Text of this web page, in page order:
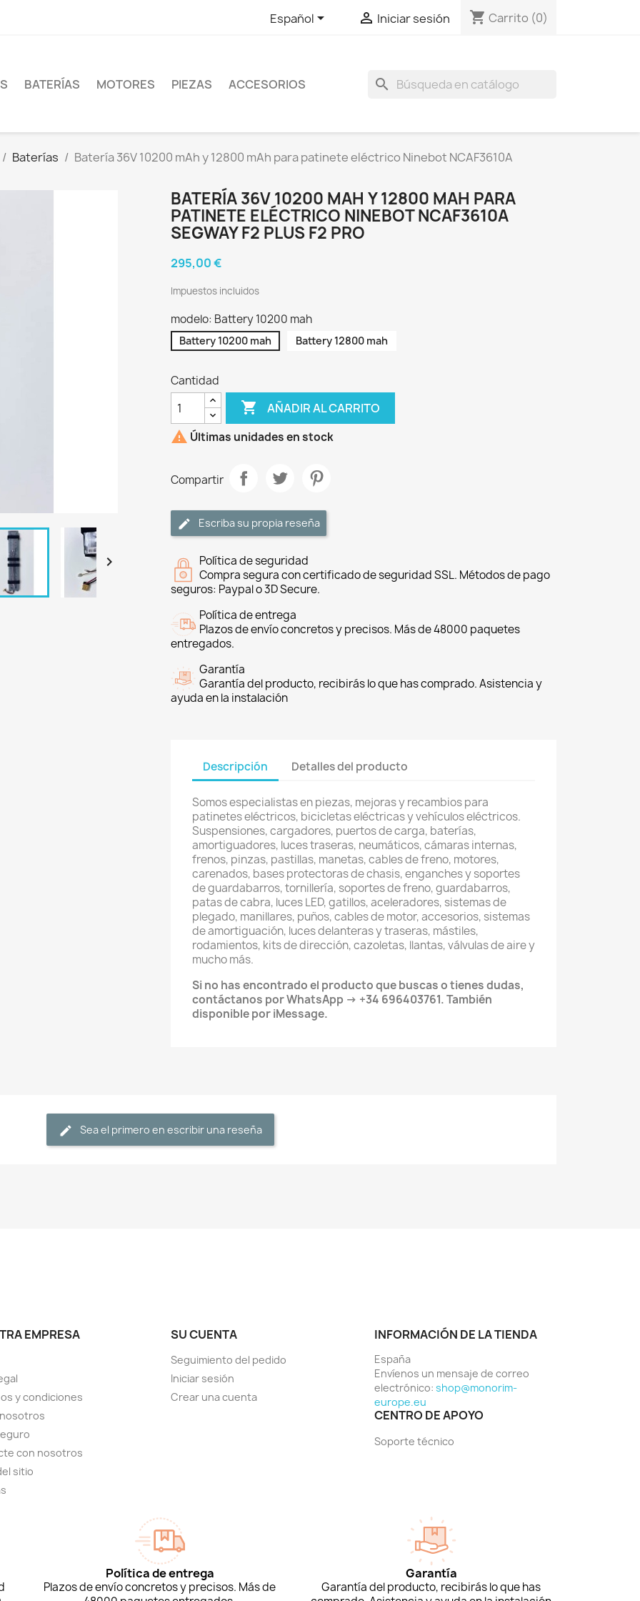
Español  Iniciar sesión shopping_cart Carrito (0)
BATERÍAS MOTORES PIEZAS ACCESORIOS search
Baterías Batería 36V 10200 mAh y 12800 mAh para patinete eléctrico Ninebot NCAF3610A

BATERÍA 36V 10200 MAH Y 12800 MAH PARA
PATINETE ELÉCTRICO NINEBOT NCAF3610A
SEGWAY F2 PLUS F2 PRO
295,00 €
Impuestos incluidos
modelo: Battery 10200 mah
Battery 10200 mah Battery 12800 mah
Cantidad
 AÑADIR AL CARRITO
 Últimas unidades en stock
Compartir
Escriba su propia reseña
Política de seguridad
Compra segura con certificado de seguridad SSL. Métodos de pago
seguros: Paypal o 3D Secure.
Política de entrega
Plazos de envío concretos y precisos. Más de 48000 paquetes
entregados.
Garantía
Garantía del producto, recibirás lo que has comprado. Asistencia y
ayuda en la instalación
Descripción Detalles del producto
Somos especialistas en piezas, mejoras y recambios para
patinetes eléctricos, bicicletas eléctricas y vehículos eléctricos.
Suspensiones, cargadores, puertos de carga, baterías,
amortiguadores, luces traseras, neumáticos, cámaras internas,
frenos, pinzas, pastillas, manetas, cables de freno, motores,
carenados, bases protectoras de chasis, enganches y soportes
de guardabarros, tornillería, soportes de freno, guardabarros,
patas de cabra, luces LED, gatillos, aceleradores, sistemas de
plegado, manillares, puños, cables de motor, accesorios, sistemas
de amortiguación, luces delanteras y traseras, mástiles,
rodamientos, kits de dirección, cazoletas, llantas, válvulas de aire y
mucho más.
Si no has encontrado el producto que buscas o tienes dudas,
contáctanos por WhatsApp → +34 696403761. También
disponible por iMessage.
Sea el primero en escribir una reseña
EMPRESA
y condiciones
con nosotros
sitio
SU CUENTA
Seguimiento del pedido
Iniciar sesión
Crear una cuenta
INFORMACIÓN DE LA TIENDA
España
Envíenos un mensaje de correo
electrónico: shop@monorim-
europe.eu
CENTRO DE APOYO
Soporte técnico
Política de entrega
Plazos de envío concretos y precisos. Más de
Garantía
Garantía del producto, recibirás lo que has